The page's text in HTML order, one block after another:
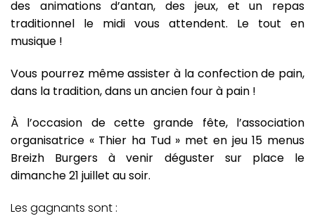
des animations d’antan, des jeux, et un repas
traditionnel le midi vous attendent. Le tout en
musique !
Vous pourrez même assister à la confection de pain,
dans la tradition, dans un ancien four à pain !
À l’occasion de cette grande fête, l’association
organisatrice « Thier ha Tud » met en jeu 15 menus
Breizh Burgers à venir déguster sur place le
dimanche 21 juillet au soir.
Les gagnants sont :